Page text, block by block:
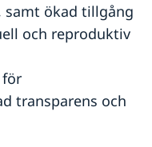
samt ökad tillgång
och reproduktiv
transparens och